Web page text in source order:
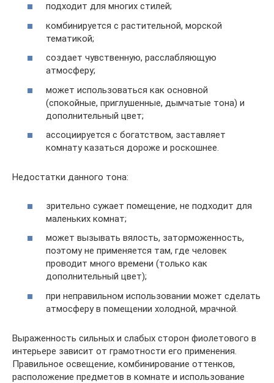
подходит для многих стилей;
комбинируется с растительной, морской
тематикой;
создает чувственную, расслабляющую
атмосферу;
может использоваться как основной
(спокойные, приглушенные, дымчатые тона) и
дополнительный цвет;
ассоциируется с богатством, заставляет
комнату казаться дороже и роскошнее.
Недостатки данного тона:
зрительно сужает помещение, не подходит для
маленьких комнат;
может вызывать вялость, заторможенность,
поэтому не применяется там, где человек
проводит много времени (только как
дополнительный цвет);
при неправильном использовании может сделать
атмосферу в помещении холодной, мрачной.
Выраженность сильных и слабых сторон фиолетового в
интерьере зависит от грамотности его применения.
Правильное освещение, комбинирование оттенков,
расположение предметов в комнате и использование